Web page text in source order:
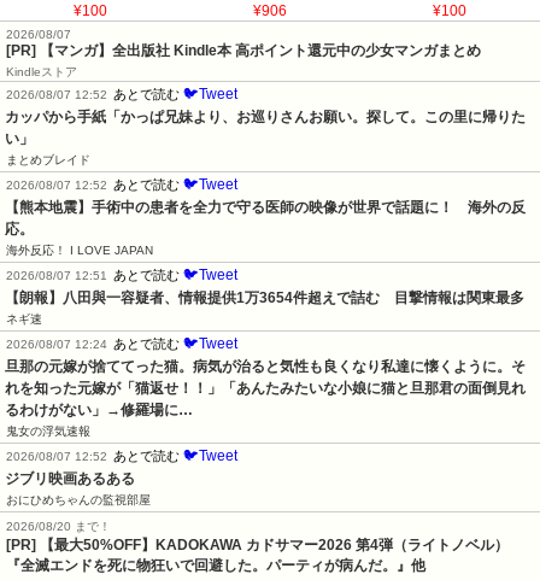
¥100 ¥906 ¥100
2026/08/07
[PR] 【マンガ】全出版社 Kindle本 高ポイント還元中の少女マンガまとめ
Kindleストア
2026/08/07 12:52
あとで読む 🐦Tweet
カッパから手紙「かっぱ兄妹より、お巡りさんお願い。探して。この里に帰りた
い」
まとめブレイド
2026/08/07 12:52
あとで読む 🐦Tweet
【熊本地震】手術中の患者を全力で守る医師の映像が世界で話題に！　海外の反
応。
海外反応！ I LOVE JAPAN
2026/08/07 12:51
あとで読む 🐦Tweet
【朗報】八田與一容疑者、情報提供1万3654件超えで詰む　目撃情報は関東最多
ネギ速
2026/08/07 12:24 あとで読む 🐦Tweet
旦那の元嫁が捨ててった猫。病気が治ると気性も良くなり私達に懐くように。そ
れを知った元嫁が「猫返せ！！」「あんたみたいな小娘に猫と旦那君の面倒見れ
るわけがない」→修羅場に…
鬼女の浮気速報
2026/08/07 12:52
あとで読む 🐦Tweet
ジブリ映画あるある
おにひめちゃんの監視部屋
2026/08/20 まで！
[PR]
【最大50%OFF】KADOKAWA カドサマー2026 第4弾（ライトノベル）
『全滅エンドを死に物狂いで回避した。パーティが病んだ。』他